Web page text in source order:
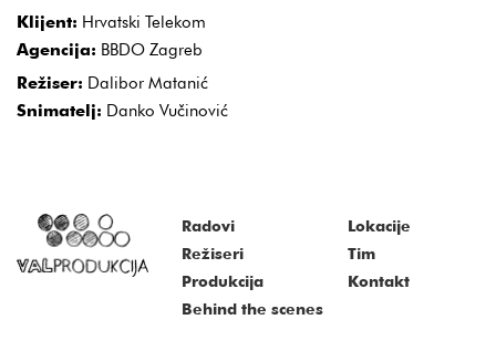
Klijent: Hrvatski Telekom
Agencija: BBDO Zagreb
Režiser: Dalibor Matanić
Snimatelj: Danko Vučinović
Radovi
Režiseri
Produkcija
Lokacije
Tim
Kontakt
Behind the scenes